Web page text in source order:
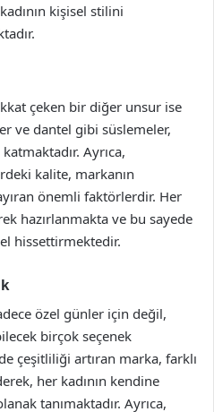
kişisel stilini
çeken bir diğer unsur ise
ve dantel gibi süslemeler,
Ayrıca,
kalite, markanın
önemli faktörlerdir. Her
hazırlanmakta ve bu sayede
hissettirmektedir.
özel günler için değil,
birçok seçenek
çeşitliliği artıran marka, farklı
her kadının kendine
tanımaktadır. Ayrıca,